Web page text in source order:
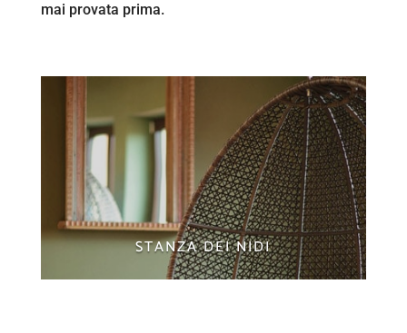
mai provata prima.
STANZA DEI NIDI